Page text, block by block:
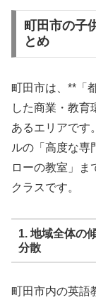
町田市の子
とめ
町田市は、**「
した商業・教育
あるエリアです
ルの「高度な専
ローの教室」ま
クラスです。
1. 地域全体の
分散
町田市内の英語